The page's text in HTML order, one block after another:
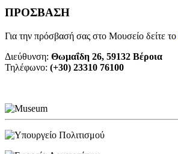
ΠΡΟΣΒΑΣΗ
Για την πρόσβασή σας στο Μουσείο δείτε το
Διεύθυνση: Θωμαΐδη 26, 59132 Βέροια
Τηλέφωνο: (+30) 23310 76100